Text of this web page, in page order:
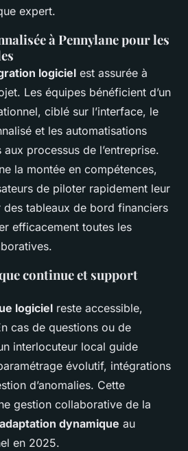
expert.
à Pennylane pour les
logiciel est assurée à
Les équipes bénéficient d’un
ciblé sur l’interface, le
et les automatisations
processus de l’entreprise.
la montée en compétences,
de piloter rapidement leur
des tableaux de bord financiers
efficacement toutes les
continue et support
logiciel reste accessible,
cas de questions ou de
interlocuteur local guide
évolutif, intégrations
d’anomalies. Cette
gestion collaborative de la
adaptation dynamique au
en 2025.